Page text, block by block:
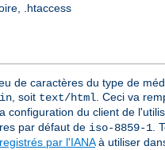
.htaccess
de caractères du type de
, soit text/html. Ceci va
configuration du client de
par défaut de iso-8859-1.
par l'IANAà utiliser